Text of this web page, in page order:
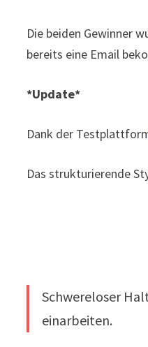
Die beiden Gewinner
bereits eine Email
*Update*
Dank der
Das strukturierende
Schwereloser
einarbeiten.